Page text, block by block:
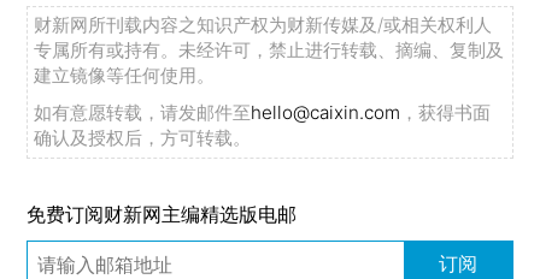
财新网所刊载内容之知识产权为财新传媒及/或相关权利人
专属所有或持有。未经许可，禁止进行转载、摘编、复制及
建立镜像等任何使用。
如有意愿转载，请发邮件至hello@caixin.com ，获得书面
确认及授权后，方可转载。
免费订阅财新网主编精选版电邮
订阅